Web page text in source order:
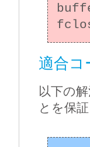
適合コ
以下の
とを保